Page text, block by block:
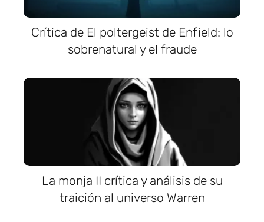
Crítica de El poltergeist de Enfield: lo
sobrenatural y el fraude
La monja II crítica y análisis de su
traición al universo Warren